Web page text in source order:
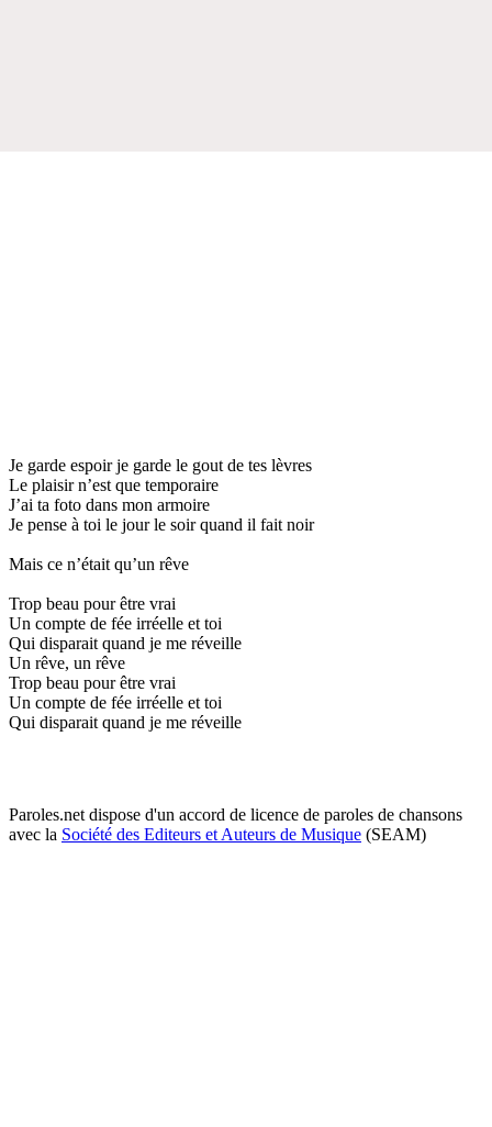
Je garde espoir je garde le gout de tes lèvres
Le plaisir n’est que temporaire
J’ai ta foto dans mon armoire
Je pense à toi le jour le soir quand il fait noir
Mais ce n’était qu’un rêve
Trop beau pour être vrai
Un compte de fée irréelle et toi
Qui disparait quand je me réveille
Un rêve, un rêve
Trop beau pour être vrai
Un compte de fée irréelle et toi
Qui disparait quand je me réveille
Paroles.net dispose d'un accord de licence de paroles de chansons
avec la Société des Editeurs et Auteurs de Musique (SEAM)